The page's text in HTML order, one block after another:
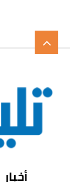
أخبار